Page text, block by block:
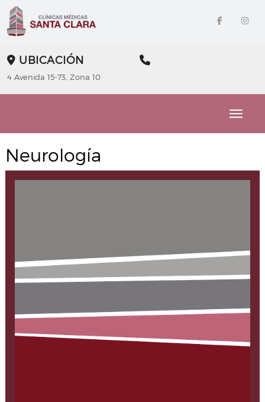
UBICACIÓN
4 Avenida 15-73, Zona 10
Neurología